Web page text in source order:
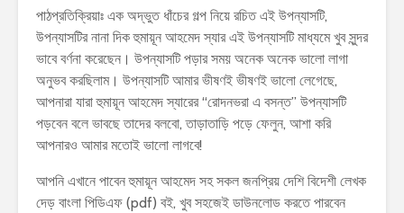
পাঠপ্রতিক্রিয়াঃ এক অদ্ভুত ধাঁচের গল্প নিয়ে রচিত এই উপন্যাসটি,
উপন্যাসটির নানা দিক হুমায়ূন আহমেদ স্যার এই উপন্যাসটি মাধ্যমে খুব সুন্দর
ভাবে বর্ণনা করেছেন। উপন্যাসটি পড়ার সময় অনেক অনেক ভালো লাগা
অনুভব করছিলাম। উপন্যাসটি আমার ভীষণই ভীষণই ভালো লেগেছে,
আপনারা যারা হুমায়ূন আহমেদ স্যারের “রোদনভরা এ বসন্ত” উপন্যাসটি
পড়বেন বলে ভাবছে তাদের বলবো, তাড়াতাড়ি পড়ে ফেলুন, আশা করি
আপনারও আমার মতোই ভালো লাগবে!
আপনি এখানে পাবেন হুমায়ূন আহমেদ সহ সকল জনপ্রিয় দেশি বিদেশী লেখক
দেড় বাংলা পিডিএফ (pdf) বই, খুব সহজেই ডাউনলোড করতে পারবেন